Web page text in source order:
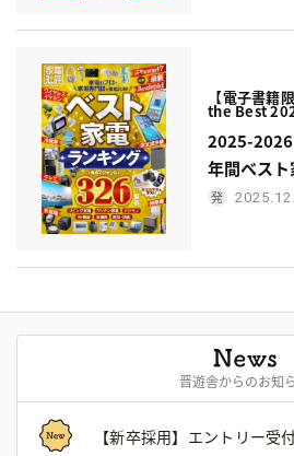
【電子書籍
the Best
2025-
年間ベスト
晋遊舎からのお知
【新卒採用】エントリー受